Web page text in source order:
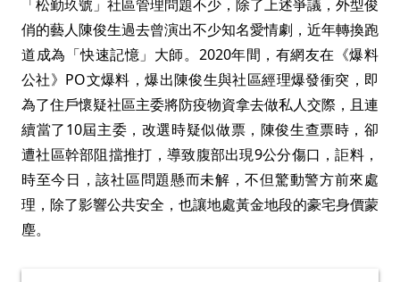
「松勤玖號」社區管理問題不少，除了上述爭議，外型俊
俏的藝人陳俊生過去曾演出不少知名愛情劇，近年轉換跑
道成為「快速記憶」大師。2020年間，有網友在《爆料
公社》PO文爆料，爆出陳俊生與社區經理爆發衝突，即
為了住戶懷疑社區主委將防疫物資拿去做私人交際，且連
續當了10屆主委，改選時疑似做票，陳俊生查票時，卻
遭社區幹部阻擋推打，導致腹部出現9公分傷口，詎料，
時至今日，該社區問題懸而未解，不但驚動警方前來處
理，除了影響公共安全，也讓地處黃金地段的豪宅身價蒙
塵。